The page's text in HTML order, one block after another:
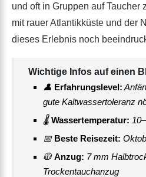
und oft in Gruppen auf Taucher
mit rauer Atlantikküste und der
dieses Erlebnis noch
Wichtige Infos auf einen
👤 Erfahrungslevel:
gute Kaltwassertoleranz
🌡Wassertemperatur:
📅 Beste Reisezeit:
🧥Anzug: 7 mm
Trockentauchanzug